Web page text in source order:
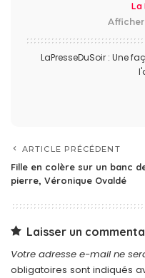
La
LaPresseDuSoir : Une
ARTICLE PRÉCÉDENT
Fille en colère sur un banc
pierre, Véronique Ovaldé
Laisser un
Votre adresse e-mail ne
obligatoires sont indiqués